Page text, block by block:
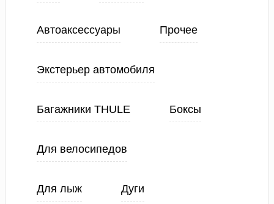
Автоаксессуары Прочее
Экстерьер автомобиля
Багажники THULE Боксы
Для велосипедов
Для лыж Дуги